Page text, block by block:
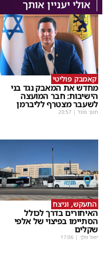
אולי יעניין אותך
קאמבק פוליטי
מחדש את המאבק נגד בני
הישיבות: חבר המועצה
לשעבר מצטרף לליברמן
חנוך פוגל |
20:57
התעקש, וניצח
האיחורים בדרך לכולל
הסתיימו בפיצוי של אלפי
שקלים
יואל וולך |
17:06